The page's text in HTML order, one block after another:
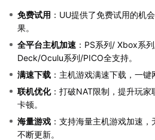
免费试用 ：UU提供了免费试用的机
果。
全平台主机加速 ：PS系列/ Xbox系
Deck/Oculu系列/PICO全支持。
满速下载 ：主机游戏满速下载，一键
联机优化：打破NAT限制，提升玩家
卡顿。
海量游戏 ：支持海量主机游戏加速
不断更新。